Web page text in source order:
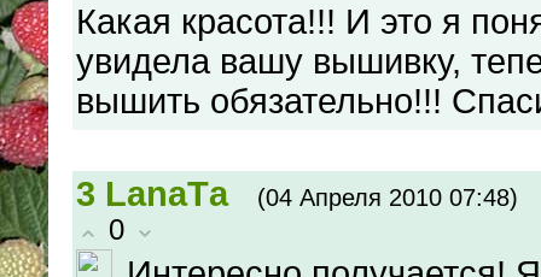
Какая красота!!! И это я
увидела вашу вышивку,
вышить обязательно!!!
3 LanaTа (04 Апреля 2010 07:48)
0